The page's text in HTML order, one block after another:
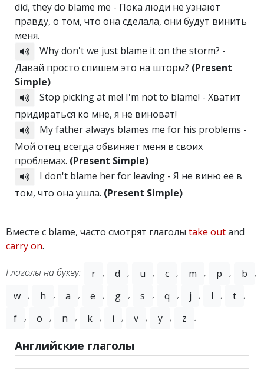
did, they do blame me - Пока люди не узнают
правду, о том, что она сделала, они будут винить
меня.
Why don't we just blame it on the storm? -
Давай просто спишем это на шторм? (Present
Simple)
Stop picking at me! I'm not to blame! - Хватит
придираться ко мне, я не виноват!
My father always blames me for his problems -
Мой отец всегда обвиняет меня в своих
проблемах. (Present Simple)
I don't blame her for leaving - Я не виню ее в
том, что она ушла. (Present Simple)
Вместе с blame, часто смотрят глаголы take outand
carry on.
Глаголы на букву: r , d , u , c , m , p , b
,
w , h , a , e , g , s , q , j , l , t ,
f , o , n , k , i , v , y , z .
Английские глаголы